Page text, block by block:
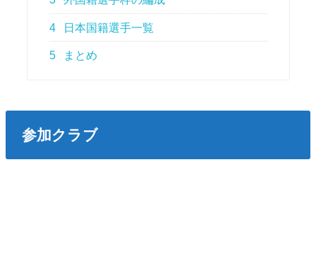
4 日本国籍選手一覧
5 まとめ
参加クラブ